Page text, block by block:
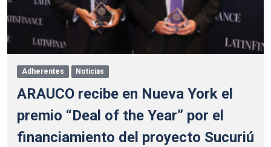
Adherentes Noticias
ARAUCO recibe en Nueva York el
premio “Deal of the Year” por el
financiamiento del proyecto Sucuriú